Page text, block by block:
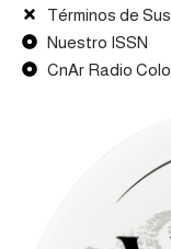
Términos de
Nuestro ISSN
CnAr Radio